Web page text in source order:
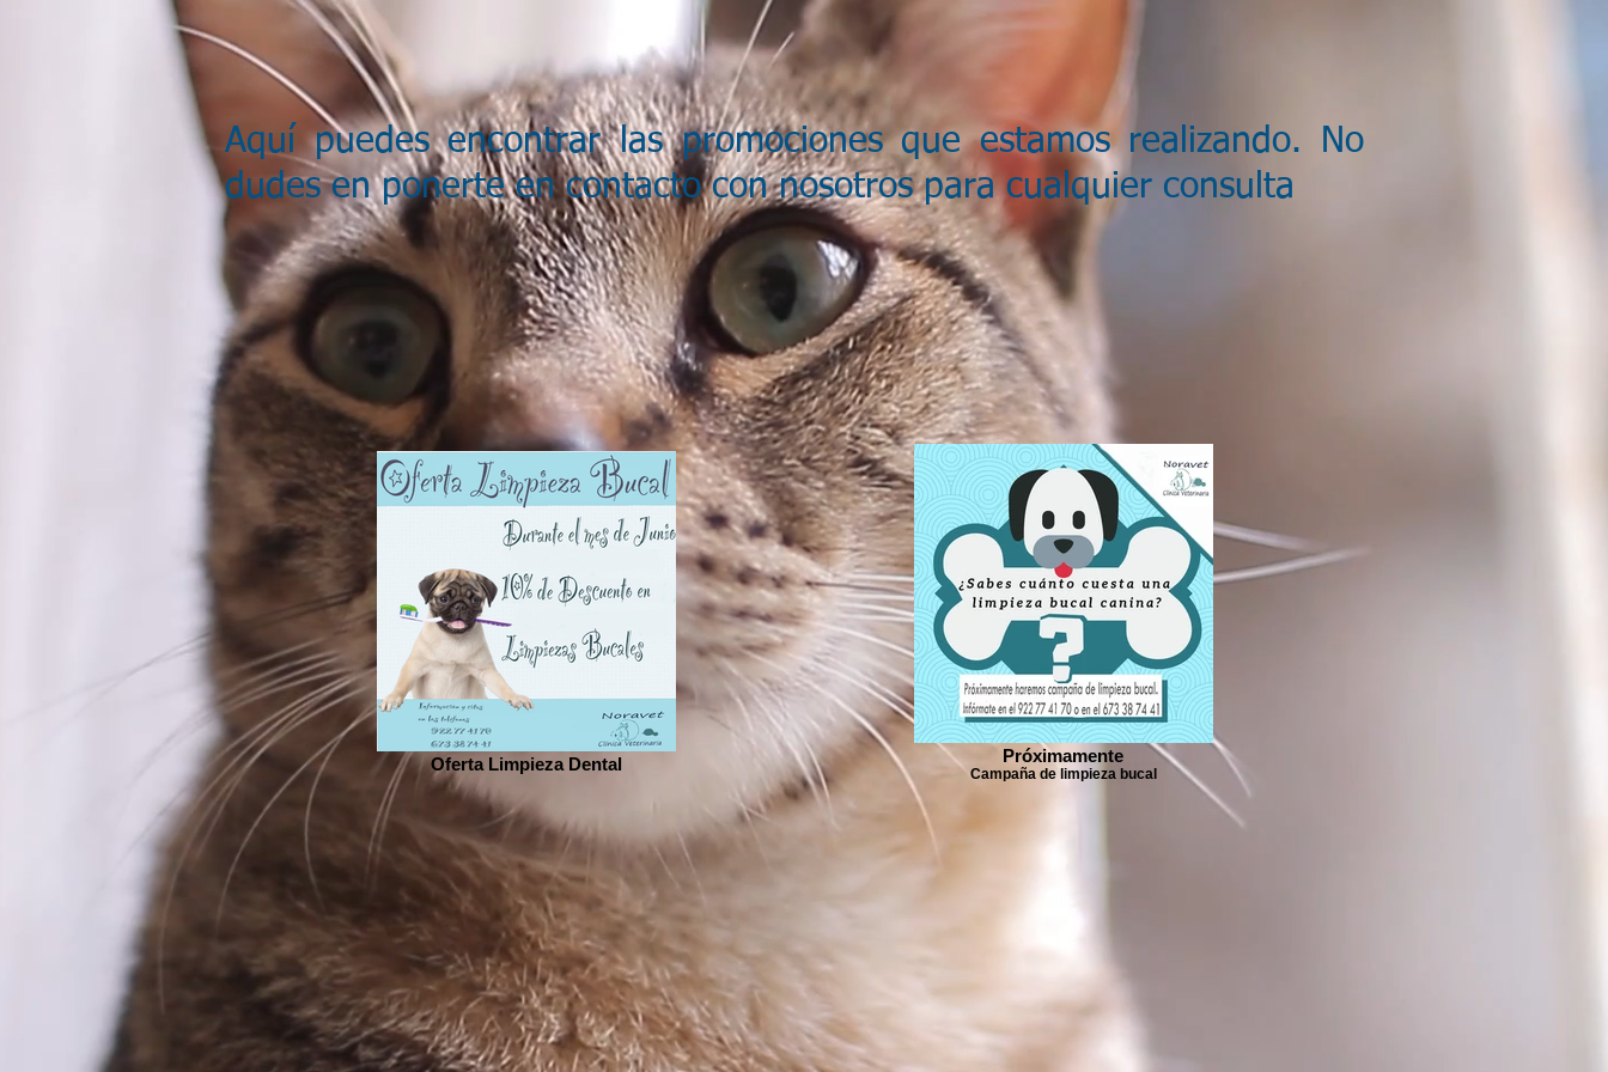
Aquí puedes encontrar las promociones que estamos realizando. No
dudes en ponerte en contacto con nosotros para cualquier consulta
Oferta Limpieza Dental Próximamente
Campaña de limpieza bucal